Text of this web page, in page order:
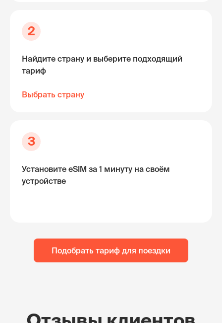
2
Найдите страну и выберите подходящий
тариф
Выбрать страну
3
Установите eSIM за 1 минуту на своём
устройстве
Подобрать тариф для поездки